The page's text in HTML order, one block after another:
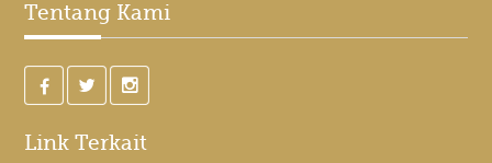
Tentang Kami
Link Terkait